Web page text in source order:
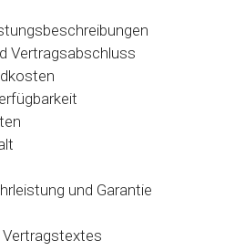
Vertragsabschluss
und Garantie
Vertragstextes